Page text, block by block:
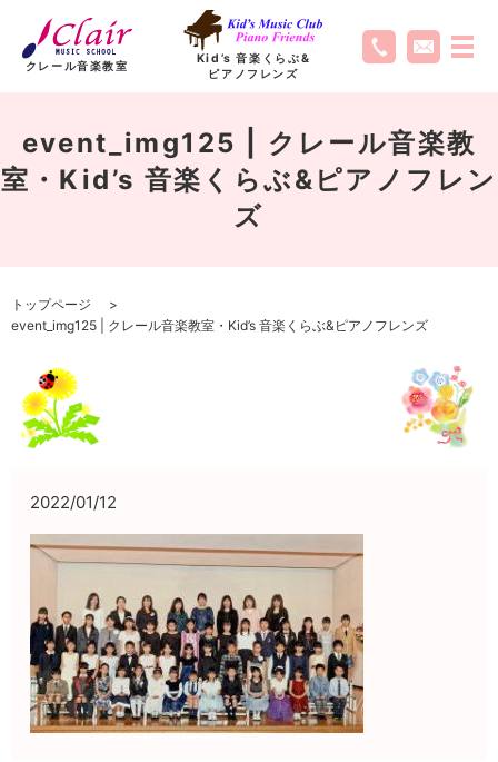
クレール音楽教室
Kid’s 音楽くらぶ&
ピアノフレンズ
event_img125 | クレール音楽教
室・Kid’s 音楽くらぶ&ピアノフレン
ズ
トップページ
event_img125 | クレール音楽教室・Kid’s 音楽くらぶ&ピアノフレンズ
2022/01/12